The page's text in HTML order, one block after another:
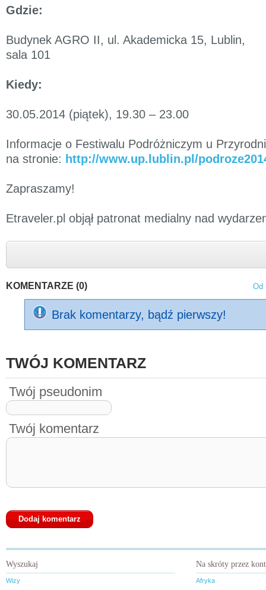
Gdzie:
Budynek AGRO II, ul. Akademicka 15, Lublin,
sala 101
Kiedy:
30.05.2014 (piątek), 19.30 – 23.00
Informacje o Festiwalu Podróżniczym u
na stronie: http://www.up.lublin.pl/
Zapraszamy!
Etraveler.pl objął patronat medialny nad
KOMENTARZE (0) Od
Brak komentarzy, bądź pierwszy!
TWÓJ KOMENTARZ
Twój pseudonim
Twój komentarz
Wyszukaj
Wizy
Na skróty przez
Afryka